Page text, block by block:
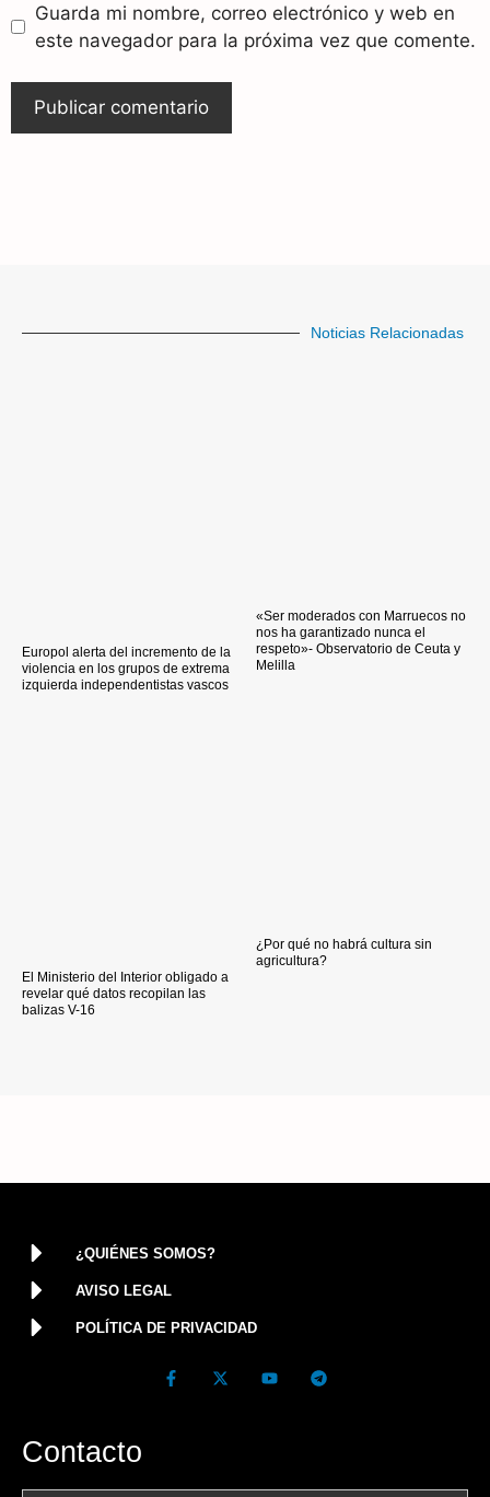
Guarda mi nombre, correo electrónico y web en
este navegador para la próxima vez que comente.
Noticias Relacionadas
Europol alerta del incremento de la
violencia en los grupos de extrema
izquierda independentistas vascos
«Ser moderados con Marruecos no
nos ha garantizado nunca el
respeto»- Observatorio de Ceuta y
Melilla
El Ministerio del Interior obligado a
revelar qué datos recopilan las
balizas V-16
¿Por qué no habrá cultura sin
agricultura?
¿QUIÉNES SOMOS?
AVISO LEGAL
POLÍTICA DE PRIVACIDAD
Contacto